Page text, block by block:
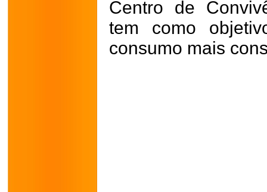
Centro de
tem como
consumo mais